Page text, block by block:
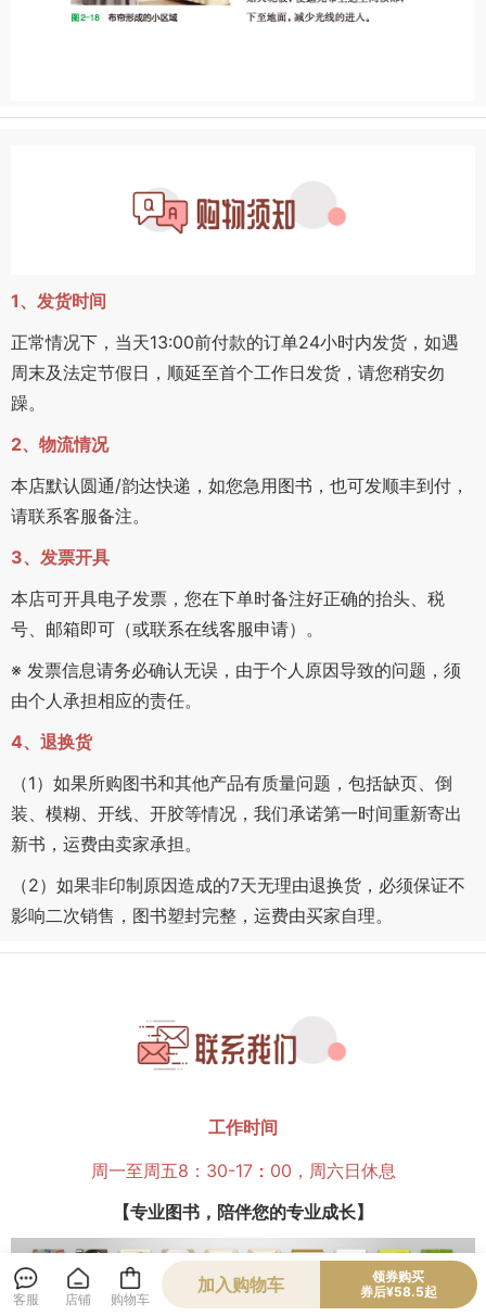
1、发货时间
正常情况下，当天13:00前付款的订单24小时内发货，如遇
周末及法定节假日，顺延至首个工作日发货，请您稍安勿
躁。
2、物流情况
本店默认圆通/韵达快递，如您急用图书，也可发顺丰到付，
请联系客服备注。
3、发票开具
本店可开具电子发票，您在下单时备注好正确的抬头、税
号、邮箱即可（或联系在线客服申请）。
※ 发票信息请务必确认无误，由于个人原因导致的问题，须
由个人承担相应的责任。
4、退换货
（1）如果所购图书和其他产品有质量问题，包括缺页、倒
装、模糊、开线、开胶等情况，我们承诺第一时间重新寄出
新书，运费由卖家承担。
（2）如果非印制原因造成的7天无理由退换货，必须保证不
影响二次销售，图书塑封完整，运费由买家自理。
工作时间
周一至周五8：30-17： 00，周六日休息
【专业图书，陪伴您的专业成长】
客服 店铺 购物车
加入购物车
领券购买
券后¥58.5起